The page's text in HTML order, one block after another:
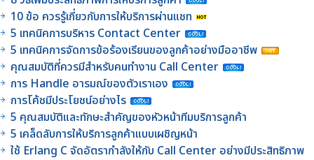
10 ข้อ ควรรู้เกี่ยวกับการให้บริการผ่านแชท
5 เทคนิคการบริหาร Contact Center
5 เทคนิคการจัดการข้อร้องเรียนของลูกค้าอย่างมืออาชีพ
คุณสมบัติที่ควรมีสำหรับคนทำงาน Call Center
การ Handle อารมณ์ของตัวเราเอง
การโค้ชมีประโยชน์อย่างไร
5 คุณสมบัติและทักษะสำคัญของหัวหน้าทีมบริการลูกค้า
5 เคล็ดลับการให้บริการลูกค้าแบบเผชิญหน้า
ใช้ Erlang C จัดอัตรากำลังให้กับ Call Center อย่างมีประสิทธิภาพ